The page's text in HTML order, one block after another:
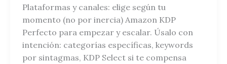
Plataformas y canales: elige según tu
momento (no por inercia) Amazon KDP
Perfecto para empezar y escalar. Úsalo con
intención: categorías específicas, keywords
por sintagmas, KDP Select si te compensa